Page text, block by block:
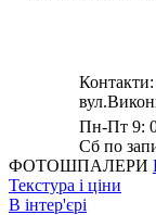
Контакти:
Пн-Пт 9:
Сб по
ФОТОШПАЛЕРИ
Текстура і ціни
В інтер'єрі